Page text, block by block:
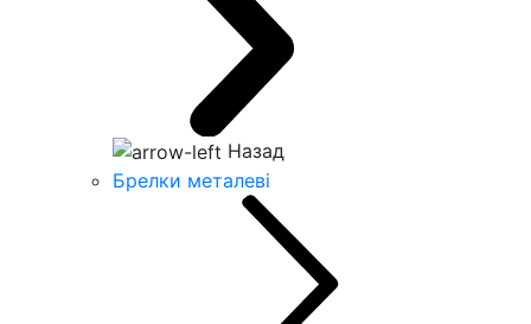
Назад
Брелки металеві